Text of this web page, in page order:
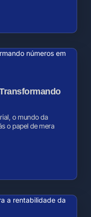
o mundo da
o papel de mera